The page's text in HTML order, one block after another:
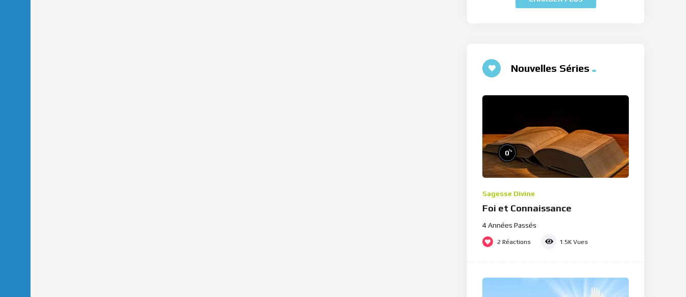
Nouvelles Séries
0%
Sagesse Divine
Foi et Connaissance
4 Années Passés
2 Réactions 1.5K Vues